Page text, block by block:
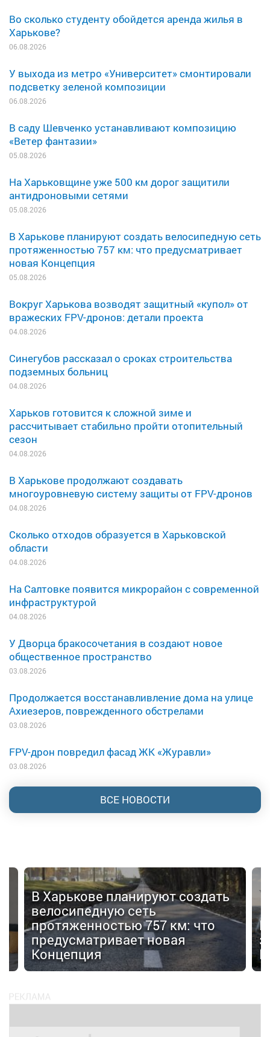
Во сколько студенту обойдется аренда жилья в
Харькове?
06.08.2026
У выхода из метро «Университет» смонтировали
подсветку зеленой композиции
06.08.2026
В саду Шевченко устанавливают композицию
«Ветер фантазии»
05.08.2026
На Харьковщине уже 500 км дорог защитили
антидроновыми сетями
05.08.2026
В Харькове планируют создать велосипедную сеть
протяженностью 757 км: что предусматривает
новая Концепция
05.08.2026
Вокруг Харькова возводят защитный «купол» от
вражеских FPV-дронов: детали проекта
04.08.2026
Синегубов рассказал о сроках строительства
подземных больниц
04.08.2026
Харьков готовится к сложной зиме и
рассчитывает стабильно пройти отопительный
сезон
04.08.2026
В Харькове продолжают создавать
многоуровневую систему защиты от FPV-дронов
04.08.2026
Сколько отходов образуется в Харьковской
области
04.08.2026
На Салтовке появится микрорайон с современной
инфраструктурой
04.08.2026
У Дворца бракосочетания в создают новое
общественное пространство
03.08.2026
Продолжается восстанавливление дома на улице
Ахиезеров, поврежденного обстрелами
03.08.2026
FPV-дрон повредил фасад ЖК «Журавли»
03.08.2026
ВСЕ НОВОСТИ
В Харькове планируют создать
велосипедную сеть
протяженностью 757 км: что
предусматривает новая
Концепция